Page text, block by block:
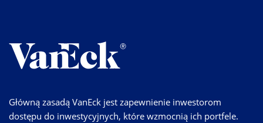
Główną zasadą VanEck jest zapewnienie inwestorom
dostępu do inwestycyjnych, które wzmocnią ich portfele.